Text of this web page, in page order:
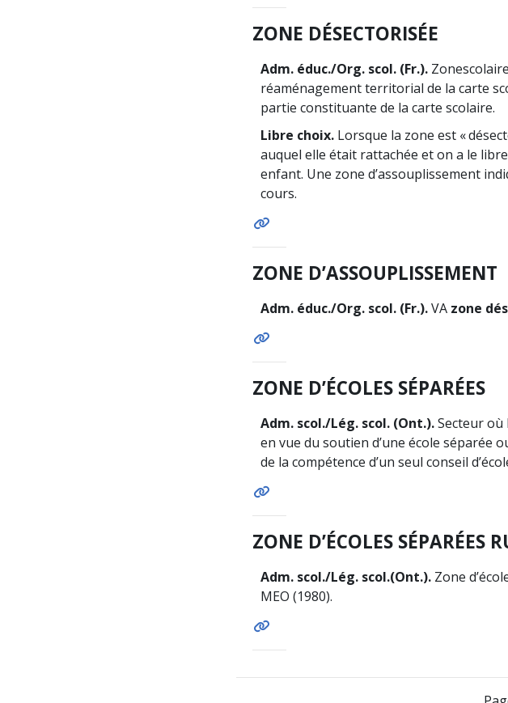
ZONE DÉSECTORISÉE
Adm. éduc./Org. scol. (Fr.). Zone
réaménagement territorial de la carte
partie constituante de la carte scolaire.
Libre choix. Lorsque la zone est «
auquel elle était rattachée et on a le
enfant. Une zone d’assouplissement
cours.
ZONE D’ASSOUPLISSEMENT
Adm. éduc./Org. scol. (Fr.).VA zone
ZONE D’ÉCOLES SÉPARÉES
Adm. scol./Lég. scol. (Ont.).Secteur où
en vue du soutien d’une école séparée
de la compétence d’un seul conseil
ZONE D’ÉCOLES SÉPARÉES
Adm. scol./Lég. scol.(Ont.). Zone
MEO (1980).